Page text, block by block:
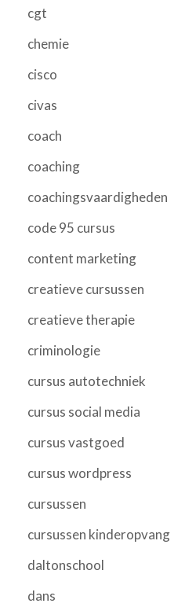
cgt
chemie
cisco
civas
coach
coaching
coachingsvaardigheden
code 95 cursus
content marketing
creatieve cursussen
creatieve therapie
criminologie
cursus autotechniek
cursus social media
cursus vastgoed
cursus wordpress
cursussen
cursussen kinderopvang
daltonschool
dans